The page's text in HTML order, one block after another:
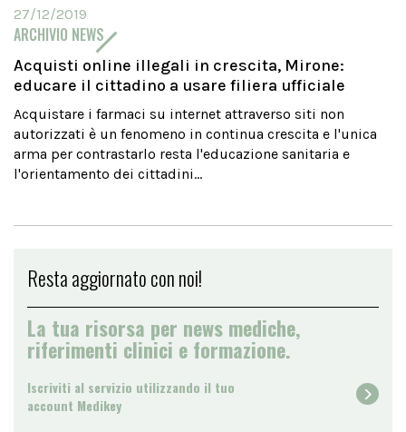
27/12/2019
ARCHIVIO NEWS
Acquisti online illegali in crescita, Mirone:
educare il cittadino a usare filiera ufficiale
Acquistare i farmaci su internet attraverso siti non
autorizzati è un fenomeno in continua crescita e l'unica
arma per contrastarlo resta l'educazione sanitaria e
l'orientamento dei cittadini...
Resta aggiornato con noi!
La tua risorsa per news mediche,
riferimenti clinici e formazione.
Iscriviti al servizio utilizzando il tuo
account Medikey